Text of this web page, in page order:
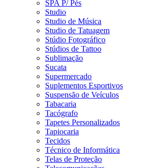
SPA P/ Pés
Studio
Studio de Música
Studio de Tatuagem
Stúdio Fotográfico
Stúdios de Tattoo
Sublimação
Sucata
Supermercado
Suplementos Esportivos
Suspensão de Veículos
Tabacaria
Tacógrafo
Tapetes Personalizados
Tapiocaria
Tecidos
Técnico de Informática
Telas de Proteção